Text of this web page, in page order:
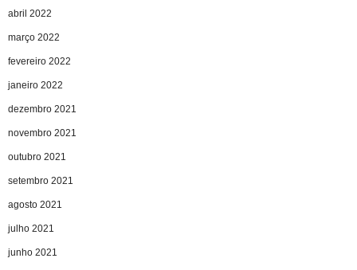
abril 2022
março 2022
fevereiro 2022
janeiro 2022
dezembro 2021
novembro 2021
outubro 2021
setembro 2021
agosto 2021
julho 2021
junho 2021